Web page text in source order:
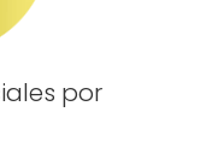
por